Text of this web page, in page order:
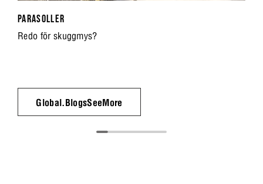
PARASOLLER
Redo för skuggmys?
Global.BlogsSeeMore